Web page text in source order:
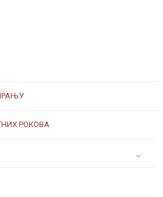
РОКОВА